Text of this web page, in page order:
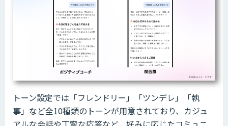
トーン設定では「フレンドリー」「ツンデレ」「執
事」など全10種類のトーンが用意されており、カジュ